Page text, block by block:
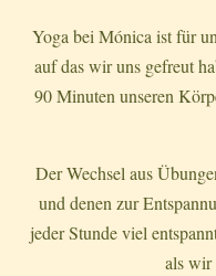
Yoga bei Mónica ist für
auf das wir uns gefreut
90 Minuten unseren
Der Wechsel aus
und denen zur
jeder Stunde viel
als wir